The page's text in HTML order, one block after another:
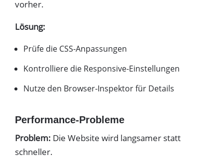
vorher.
Lösung:
Prüfe die CSS-Anpassungen
Kontrolliere die Responsive-Einstellungen
Nutze den Browser-Inspektor für Details
Performance-Probleme
Problem: Die Website wird langsamer statt
schneller.